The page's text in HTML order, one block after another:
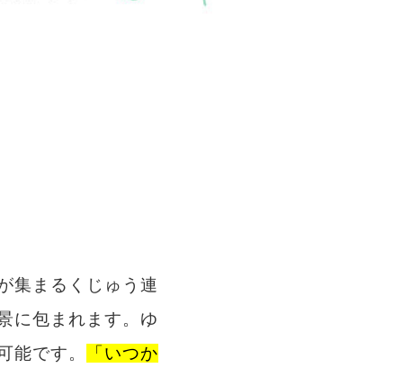
集まるくじゅう連
に包まれます。ゆ
能です。
「いつか